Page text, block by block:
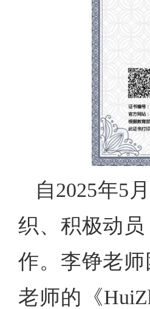
自2025年5
织、积极动
作。李铮老
老师的《